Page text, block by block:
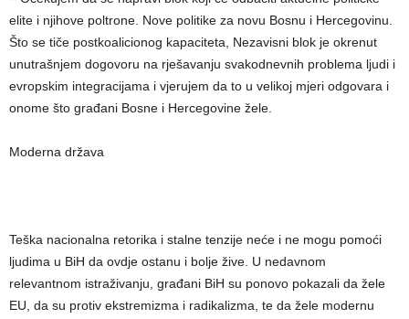
elite i njihove poltrone. Nove politike za novu Bosnu i Hercegovinu.
Što se tiče postkoalicionog kapaciteta, Nezavisni blok je okrenut
unutrašnjem dogovoru na rješavanju svakodnevnih problema ljudi i
evropskim integracijama i vjerujem da to u velikoj mjeri odgovara i
onome što građani Bosne i Hercegovine žele.
Moderna država
Teška nacionalna retorika i stalne tenzije neće i ne mogu pomoći
ljudima u BiH da ovdje ostanu i bolje žive. U nedavnom
relevantnom istraživanju, građani BiH su ponovo pokazali da žele
EU, da su protiv ekstremizma i radikalizma, te da žele modernu